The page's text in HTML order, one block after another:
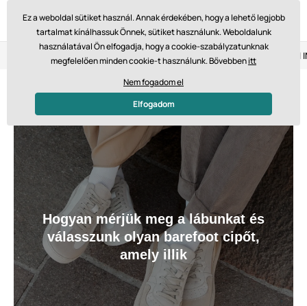
Visszaküldés 14 napon belül Gyors szállítás 61 475 Ft-tól
Hogyan mérjük meg a lábunkat és
válasszunk olyan barefoot cipőt,
amely illik
Ez a weboldal sütiket használ. Annak érdekében, hogy a lehető legjobb
tartalmat kínálhassuk Önnek, sütiket használunk. Weboldalunk
használatával Ön elfogadja, hogy a cookie-szabályzatunknak
megfelelően minden cookie-t használunk. Bővebbenitt
Nem fogadom el
Elfogadom